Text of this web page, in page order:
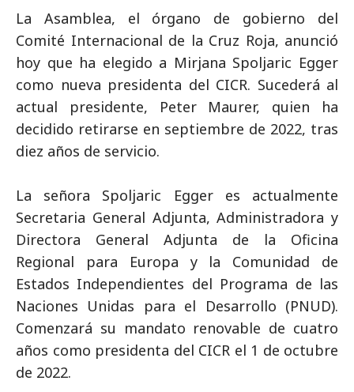
La Asamblea, el órgano de gobierno del
Comité Internacional de la Cruz Roja, anunció
hoy que ha elegido a Mirjana Spoljaric Egger
como nueva presidenta del CICR. Sucederá al
actual presidente, Peter Maurer, quien ha
decidido retirarse en septiembre de 2022, tras
diez años de servicio.
La señora Spoljaric Egger es actualmente
Secretaria General Adjunta, Administradora y
Directora General Adjunta de la Oficina
Regional para Europa y la Comunidad de
Estados Independientes del Programa de las
Naciones Unidas para el Desarrollo (PNUD).
Comenzará su mandato renovable de cuatro
años como presidenta del CICR el 1 de octubre
de 2022.